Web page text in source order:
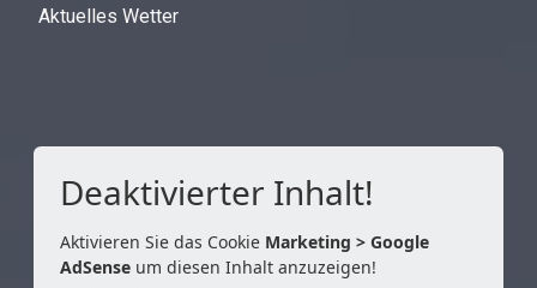
Aktuelles Wetter
Deaktivierter Inhalt!
Aktivieren Sie das Cookie Marketing > Google
AdSense um diesen Inhalt anzuzeigen!